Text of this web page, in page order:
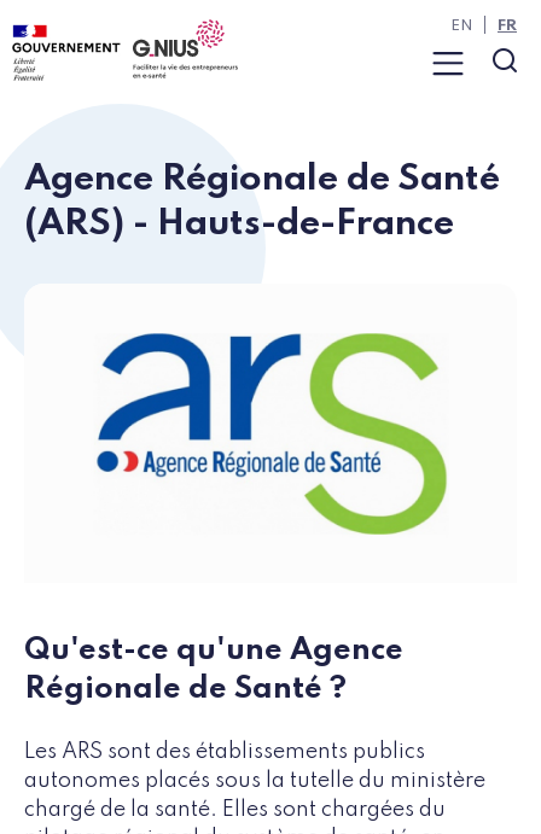
Panneau de gestion des cookies
Aller au contenu
Aller à la navigation
Menu
EN FR
Agence Régionale de Santé
(ARS) - Hauts-de-France
Qu'est-ce qu'une Agence
Régionale de Santé ?
Les ARS sont des établissements publics
autonomes placés sous la tutelle du ministère
chargé de la santé. Elles sont chargées du